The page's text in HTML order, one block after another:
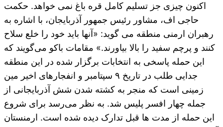
اکنون چیزی جز تسلیم کامل قره باغ نمی خواهد. حکمت
حاجی اف، مشاور رئیس جمهور آذربایجان، با اشاره به
رهبران ارمنی منطقه می گوید: «آنها باید خود را خلع سلاح
کنند و پرچم سفید را بالا بیاورند.» مقامات باکو می‌گویند که
این حمله پاسخی به انتخابات برگزار شده در این منطقه
جدایی طلب در تاریخ ۹ سپتامبر و انفجارهای اخیر مین
زمینی است که منجر به کشته شدن شش آذربایجانی از
جمله چهار افسر پلیس شد. به نظر می‌رسد برای شروع
این حمله از مدت ها قبل تدارک دیده شده است. ارمنستان